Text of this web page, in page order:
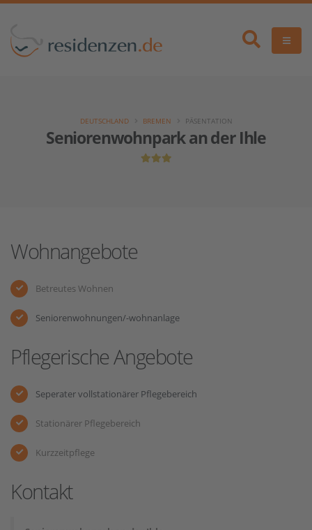
Seniorenwohnpark an der Ihle
DEUTSCHLAND BREMEN PÄSENTATION
Wohnangebote
Betreutes Wohnen
Seniorenwohnungen/-wohnanlage
Pflegerische Angebote
Seperater vollstationärer Pflegebereich
Stationärer Pflegebereich
Kurzzeitpflege
Kontakt